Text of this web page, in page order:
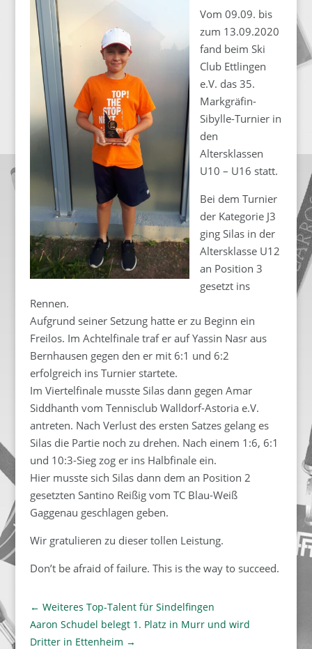
Vom 09.09. bis
zum 13.09.2020
fand beim Ski
Club Ettlingen
e.V. das 35.
Markgräfin-
Sibylle-Turnier in
den
Altersklassen
U10 – U16 statt.
Bei dem Turnier
der Kategorie J3
ging Silas in der
Altersklasse U12
an Position 3
gesetzt ins
Rennen.
Aufgrund seiner Setzung hatte er zu Beginn ein
Freilos. Im Achtelfinale traf er auf Yassin Nasr aus
Bernhausen gegen den er mit 6:1 und 6:2
erfolgreich ins Turnier startete.
Im Viertelfinale musste Silas dann gegen Amar
Siddhanth vom Tennisclub Walldorf-Astoria e.V.
antreten. Nach Verlust des ersten Satzes gelang es
Silas die Partie noch zu drehen. Nach einem 1:6, 6:1
und 10:3-Sieg zog er ins Halbfinale ein.
Hier musste sich Silas dann dem an Position 2
gesetzten Santino Reißig vom TC Blau-Weiß
Gaggenau geschlagen geben.
Wir gratulieren zu dieser tollen Leistung.
Don’t be afraid of failure. This is the way to succeed.
← Weiteres Top-Talent für Sindelfingen
Aaron Schudel belegt 1. Platz in Murr und wird
Dritter in Ettenheim →